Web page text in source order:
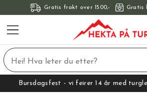
Gratis frakt over 1500,- Gratis
Bursdagsfest - vi feirer 14 år med